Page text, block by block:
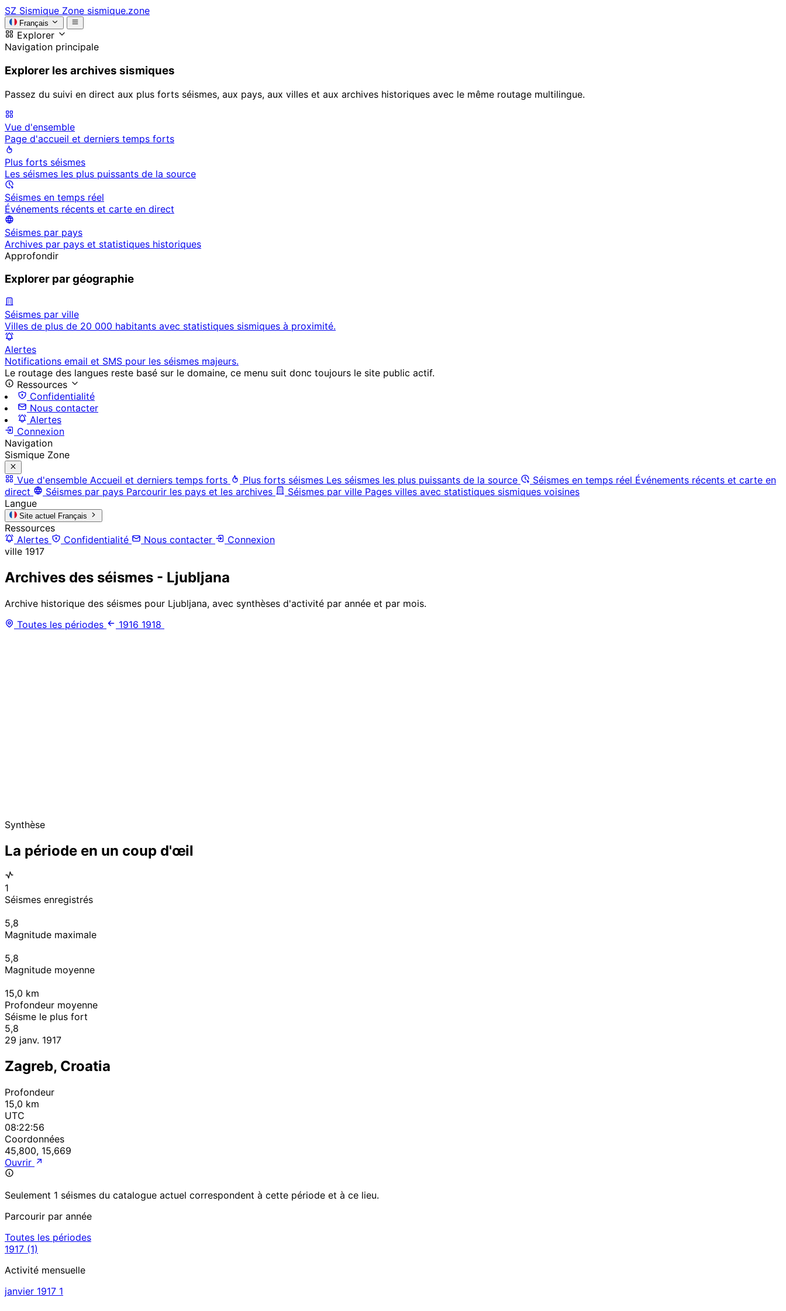
SZ Sismique Zone sismique.zone
Français
Explorer
Navigation principale
Explorer les archives sismiques
Passez du suivi en direct aux plus forts séismes, aux pays, aux villes et aux archives historiques avec le même routage multilingue.
Vue d'ensemble
Page d'accueil et derniers temps forts
Plus forts séismes
Les séismes les plus puissants de la source
Séismes en temps réel
Événements récents et carte en direct
Séismes par pays
Archives par pays et statistiques historiques
Approfondir
Explorer par géographie
Séismes par ville
Villes de plus de 20 000 habitants avec statistiques sismiques à proximité.
Alertes
Notifications email et SMS pour les séismes majeurs.
Le routage des langues reste basé sur le domaine, ce menu suit donc toujours le site public actif.
Ressources
Confidentialité
Nous contacter
Alertes
Connexion
Navigation
Sismique Zone
Vue d'ensemble Accueil et derniers temps forts Plus forts séismes Les séismes les plus puissants de la source Séismes en temps réel Événements récents et carte en
direct
Séismes par pays Parcourir les pays et les archives Séismes par ville Pages villes avec statistiques sismiques voisines
Langue
Site actuel Français
Ressources
Alertes
Confidentialité Nous contacter
Connexion
ville 1917
Archives des séismes - Ljubljana
Archive historique des séismes pour Ljubljana, avec synthèses d'activité par année et par mois.
Toutes les périodes
1916 1918
Synthèse
La période en un coup d'œil
1
Séismes enregistrés
5,8
Magnitude maximale
5,8
Magnitude moyenne
15,0 km
Profondeur moyenne
Séisme le plus fort
5,8
29 janv. 1917
Zagreb, Croatia
Profondeur
15,0 km
UTC
08:22:56
Coordonnées
45,800, 15,669
Ouvrir
Seulement 1 séismes du catalogue actuel correspondent à cette période et à ce lieu.
Parcourir par année
Toutes les périodes
1917 (1)
Activité mensuelle
janvier 1917 1